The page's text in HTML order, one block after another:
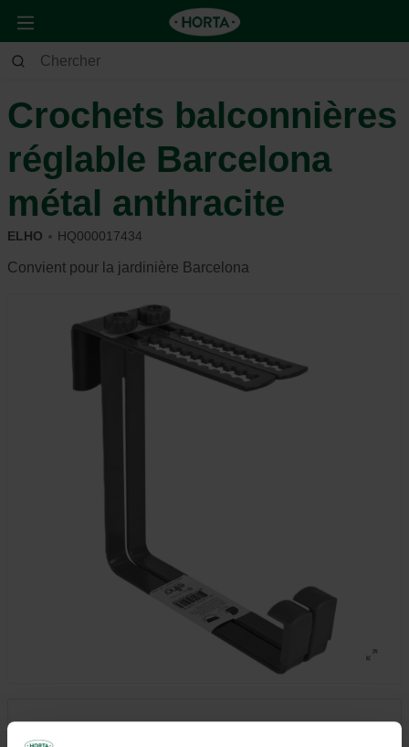
Maison & Déco
Crochets balconnières
réglable Barcelona
métal anthracite
ELHO HQ000017434
Convient pour la jardinière Barcelona